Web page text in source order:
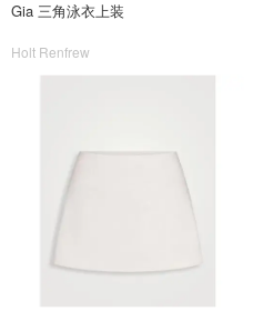
Gia 三角泳衣上装
Holt Renfrew